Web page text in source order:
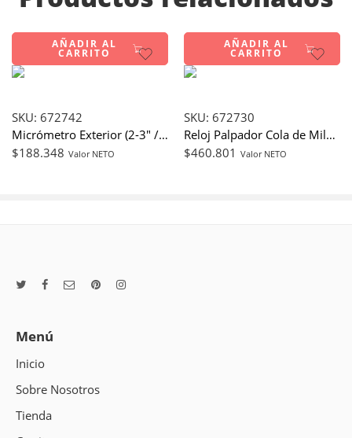
AÑADIR AL
CARRITO
SKU: 672742
Micrómetro Exterior (2-3″ / 0.001″) – Starrett – Serie 436.1M
$188.348 Valor NETO
AÑADIR AL
CARRITO
SKU: 672730
Reloj Palpador Cola de Milano (0,8mm / 0,01mm) – Starrett – Serie 3809M
$460.801 Valor NETO
Menú
Inicio
Sobre Nosotros
Tienda